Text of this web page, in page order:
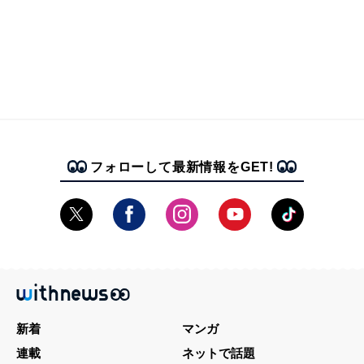
フォローして最新情報をGET!
新着
マンガ
連載
ネットで話題